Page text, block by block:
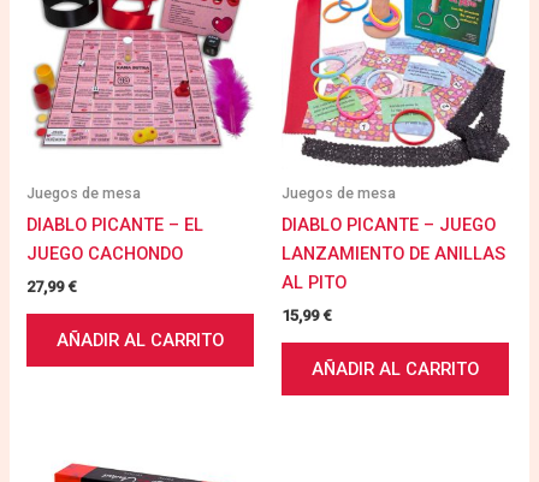
Juegos de mesa
DIABLO PICANTE – EL
JUEGO CACHONDO
27,99€
AÑADIR AL CARRITO
Juegos de mesa
DIABLO PICANTE – JUEGO
LANZAMIENTO DE ANILLAS
AL PITO
15,99€
AÑADIR AL CARRITO